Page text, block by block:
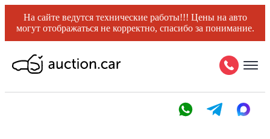
На сайте ведутся технические работы!!! Цены на авто
могут отображаться не корректно, спасибо за понимание.